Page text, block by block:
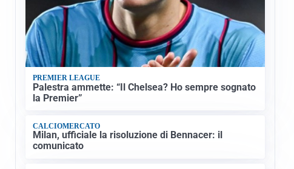
PREMIER LEAGUE
Palestra ammette: “Il Chelsea? Ho sempre sognato
la Premier”
CALCIOMERCATO
Milan, ufficiale la risoluzione di Bennacer: il
comunicato